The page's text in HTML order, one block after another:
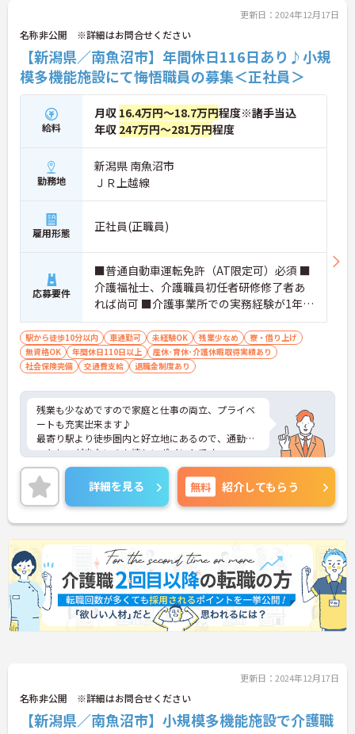
更新日：2024年12月17日
名称非公開 ※詳細はお問合せください
【新潟県／南魚沼市】年間休日116日あり♪小規
模多機能施設にて悔悟職員の募集＜正社員＞
給料
月収 16.4万円～18.7万円程度※諸手当込
年収 247万円～281万円程度
勤務地
新潟県 南魚沼市
ＪＲ上越線
雇用形態 正社員(正職員)
応募要件
■普通自動車運転免許（AT限定可）必須 ■
介護福祉士、介護職員初任者研修修了者あ
れば尚可 ■介護事業所での実務経験が1年以
上あれば尚可
駅から徒歩10分以内 車通勤可 未経験OK 残業少なめ
寮・借り上げ
無資格OK
年間休日110日以上
産休･育休･介護休暇取得実績あり
社会保険完備
交通費支給 退職金制度あり
残業も少なめですので家庭と仕事の両立、プライベ
ートも充実出来ます♪
最寄り駅より徒歩圏内と好立地にあるので、通勤の
ストレスが少ないのも嬉しいポイントです。
ご興味ある方には、面接対策ポイントなど、さらに
詳細をお話しいたしますのでお気軽にご相談くださ
い。
詳細を見る 無料 紹介してもらう
更新日：2024年12月17日
名称非公開 ※詳細はお問合せください
【新潟県／南魚沼市】小規模多機能施設で介護職